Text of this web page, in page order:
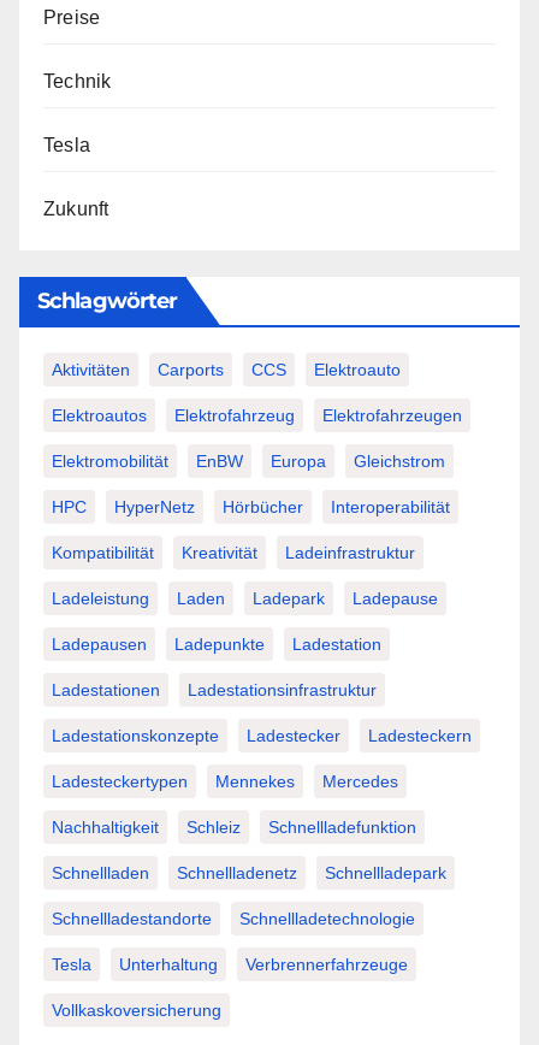
Preise
Technik
Tesla
Zukunft
Schlagwörter
Aktivitäten Carports CCS Elektroauto
Elektroautos Elektrofahrzeug Elektrofahrzeugen
Elektromobilität EnBW Europa Gleichstrom
HPC HyperNetz Hörbücher Interoperabilität
Kompatibilität Kreativität Ladeinfrastruktur
Ladeleistung Laden Ladepark Ladepause
Ladepausen Ladepunkte Ladestation
Ladestationen Ladestationsinfrastruktur
Ladestationskonzepte Ladestecker Ladesteckern
Ladesteckertypen Mennekes Mercedes
Nachhaltigkeit Schleiz Schnellladefunktion
Schnellladen Schnellladenetz Schnellladepark
Schnellladestandorte Schnellladetechnologie
Tesla Unterhaltung Verbrennerfahrzeuge
Vollkaskoversicherung